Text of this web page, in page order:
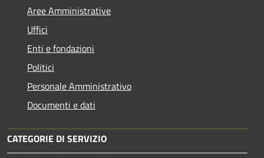
Aree Amministrative
Uffici
Enti e fondazioni
Politici
Personale Amministrativo
Documenti e dati
CATEGORIE DI SERVIZIO